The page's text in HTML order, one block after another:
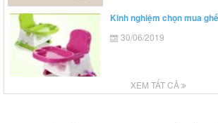
Kinh nghiệm chọn mua
30/06/2019
XEM TẤT CẢ